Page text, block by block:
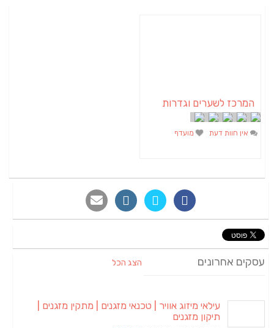
המרכז לשערים וגדרות
אין חוות דעת מועדף
עסקים אחרונים הצג הכל
עילאי מיזוג אוויר | טכנאי מזגנים | מתקין מזגנים |
תיקון מזגנים